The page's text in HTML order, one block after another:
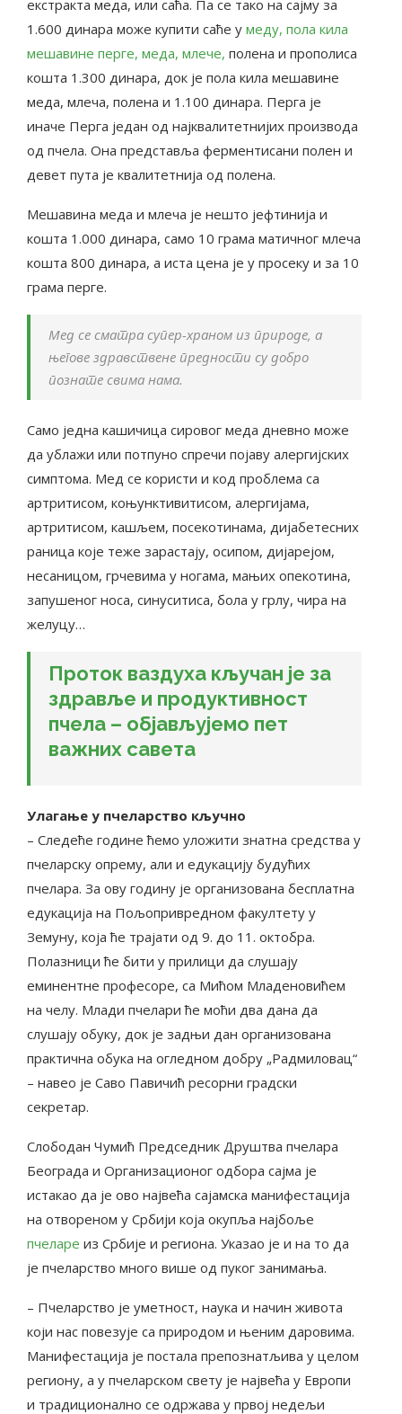
екстракта меда, или саћа. Па се тако на сајму за
1.600 динара може купити саће у меду, пола кила
мешавине перге, меда, млече, полена и прополиса
кошта 1.300 динара, док је пола кила мешавине
меда, млеча, полена и 1.100 динара. Перга је
иначе Перга један од најквалитетнијих производа
од пчела. Она представља ферментисани полен и
девет пута је квалитетнија од полена.
Мешавина меда и млеча је нешто јефтинија и
кошта 1.000 динара, само 10 грама матичног млеча
кошта 800 динара, а иста цена је у просеку и за 10
грама перге.
Мед се сматра супер-храном из природе, а
његове здравствене предности су добро
познате свима нама.
Само једна кашичица сировог меда дневно може
да ублажи или потпуно спречи појаву алергијских
симптома. Мед се користи и код проблема са
артритисом, коњунктивитисом, алергијама,
артритисом, кашљем, посекотинама, дијабетесних
раница које теже зарастају, осипом, дијарејом,
несаницом, грчевима у ногама, мањих опекотина,
запушеног носа, синуситиса, бола у грлу, чира на
желуцу…
Проток ваздуха кључан је за
здравље и продуктивност
пчела – објављујемо пет
важних савета
Улагање у пчеларство кључно
– Следеће године ћемо уложити знатна средства у
пчеларску опрему, али и едукацију будућих
пчелара. За ову годину је организована бесплатна
едукација на Пољопривредном факултету у
Земуну, која ће трајати од 9. до 11. октобра.
Полазници ће бити у прилици да слушају
еминентне професоре, са Мићом Младеновићем
на челу. Млади пчелари ће моћи два дана да
слушају обуку, док је задњи дан организована
практична обука на огледном добру „Радмиловац“
– навео је Саво Павичић ресорни градски
секретар.
Слободан Чумић Председник Друштва пчелара
Београда и Организационог одбора сајма је
истакао да је ово највећа сајамска манифестација
на отвореном у Србији која окупља најбоље
пчеларе из Србије и региона. Указао је и на то да
је пчеларство много више од пуког занимања.
– Пчеларство је уметност, наука и начин живота
који нас повезује са природом и њеним даровима.
Манифестација је постала препознатљива у целом
региону, а у пчеларском свету је највећа у Европи
и традиционално се одржава у првој недељи